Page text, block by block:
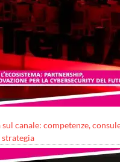
canale: competenze,